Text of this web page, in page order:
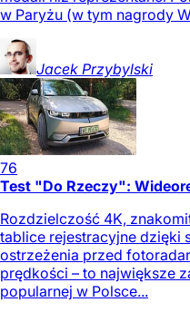
w Paryżu (w tym nagrody
Jacek Przybylski
76
Test "Do Rzeczy":
Rozdzielczość 4K,
tablice rejestracyjne dzięki
ostrzeżenia przed
prędkości – to największe
popularnej w Polsce...